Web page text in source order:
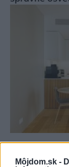
Môjdom.sk -
Realizácia
návrhu